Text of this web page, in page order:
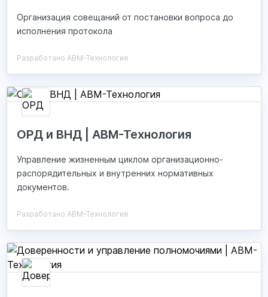
Организация совещаний от постановки вопроса до
исполнения протокола
Разработано АВМ-Технология
ОРД и ВНД | АВМ-Технология
Управление жизненным циклом организационно-
распорядительных и внутренних нормативных
документов.
Разработано АВМ-Технология